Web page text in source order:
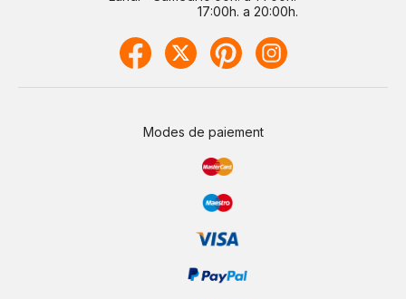
17:00h. a 20:00h.
Modes de paiement